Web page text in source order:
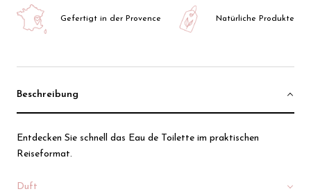
Gefertigt in der Provence Natürliche Produkte
Beschreibung
Entdecken Sie schnell das Eau de Toilette im praktischen
Reiseformat.
Duft